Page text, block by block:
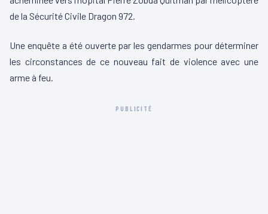
de la Sécurité Civile Dragon 972.
Une enquête a été ouverte par les gendarmes pour déterminer
les circonstances de ce nouveau fait de violence avec une
arme à feu.
PUBLICITÉ